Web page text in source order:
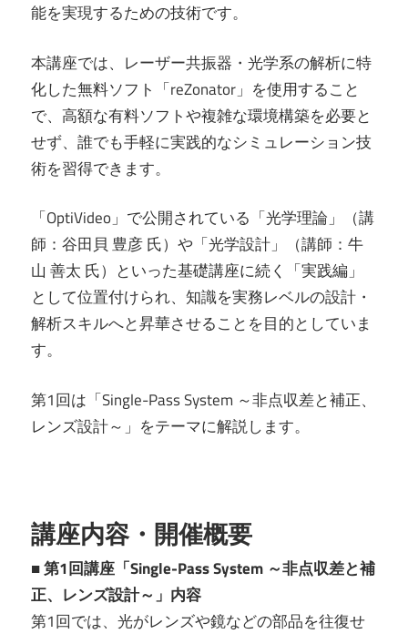
能を実現するための技術です。
本講座では、レーザー共振器・光学系の解析に特
化した無料ソフト「reZonator」を使用すること
で、高額な有料ソフトや複雑な環境構築を必要と
せず、誰でも手軽に実践的なシミュレーション技
術を習得できます。
「OptiVideo」で公開されている「光学理論」（講
師：谷田貝 豊彦 氏）や「光学設計」（講師：牛
山 善太 氏）といった基礎講座に続く「実践編」
として位置付けられ、知識を実務レベルの設計・
解析スキルへと昇華させることを目的としていま
す。
第1回は「Single-Pass System ～非点収差と補正、
レンズ設計～」をテーマに解説します。
講座内容・開催概要
■ 第1回講座「Single-Pass System ～非点収差と補
正、レンズ設計～」内容
第1回では、光がレンズや鏡などの部品を往復せ